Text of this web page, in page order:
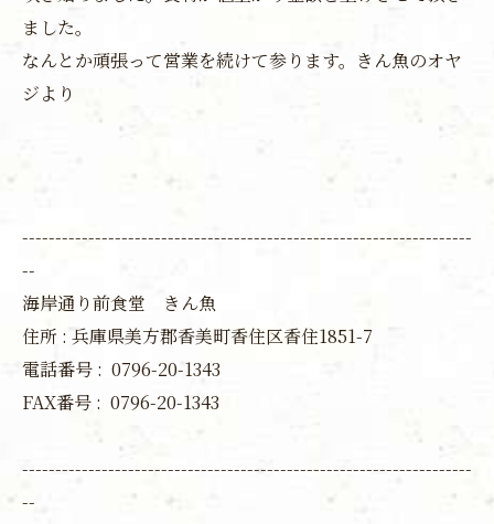
ました。
なんとか頑張って営業を続けて参ります。きん魚のオヤ
ジより
--------------------------------------------------------------------
--
海岸通り前食堂 きん魚
住所 : 兵庫県美方郡香美町香住区香住1851-7
電話番号 : 0796-20-1343
FAX番号 : 0796-20-1343
--------------------------------------------------------------------
--